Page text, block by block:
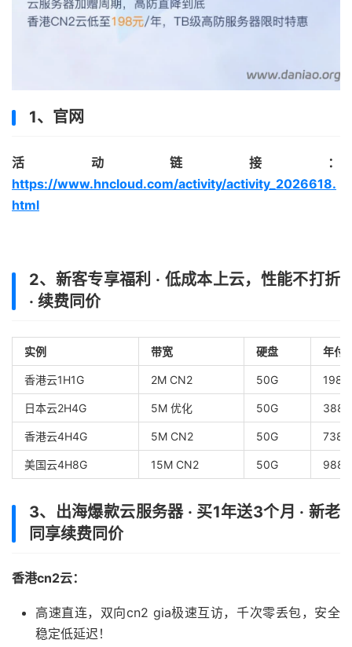
1、官网
活动链接：
https://www.hncloud.com/activity/activity_2026618.
html
2、新客专享福利 · 低成本上云，性能不打折
· 续费同价
实例 带宽 硬盘 年付
香港云1H1G 2M CN2 50G 198/
日本云2H4G 5M 优化 50G 388/
香港云4H4G 5M CN2 50G 738/
美国云4H8G 15M CN2 50G 988/
3、出海爆款云服务器 · 买1年送3个月 · 新老
同享续费同价
香港cn2云：
高速直连，双向cn2 gia极速互访，千次零丢包，安全
稳定低延迟！